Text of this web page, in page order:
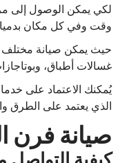
لكي يمكن الوصول إلى
وقت وفي كل مكان
حيث يمكن صيانة مختلف
غسالات أطباق،
يُمكنك الاعتماد على
الذي يعتمد على الطرق
صيانة فرن